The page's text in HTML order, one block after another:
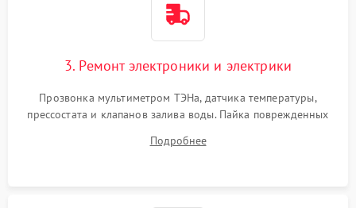
3. Ремонт электроники и электрики
Прозвонка мультиметром ТЭНа, датчика температуры,
прессостата и клапанов залива воды. Пайка поврежденных
Восстановление целостности проводки и контактов.
Подробнее